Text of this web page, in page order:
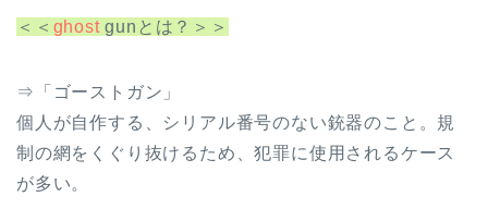
＜＜ ghostgunとは？＞＞
⇒「ゴーストガン」
個人が自作する、シリアル番号のない銃器のこと。規
制の網をくぐり抜けるため、犯罪に使用されるケース
が多い。